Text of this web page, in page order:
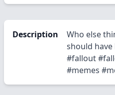
Description
Who else
should have
#fallout
#memes